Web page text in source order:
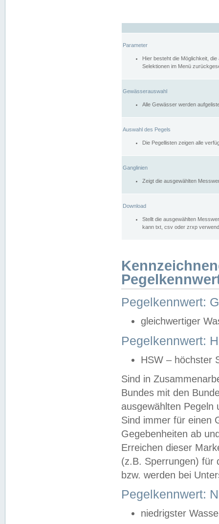
Parameter
Hier besteht die Möglichkeit,
Selektionen im Menü
Gewässerauswahl
Alle Gewässer werden
Auswahl des Pegels
Die Pegellisten zeigen alle
Ganglinien
Zeigt die ausgewählten
Download
Stellt die ausgewählten
kann txt, csv oder zrxp
Pegelkennwert:
gleichwertiger
Pegelkennwert:
HSW – höchster
Sind in
Bundes mit den
ausgewählten
Sind immer für einen
Gegebenheiten ab
Erreichen dieser
(z.B. Sperrungen) für
bzw. werden bei
Pegelkennwert:
niedrigster